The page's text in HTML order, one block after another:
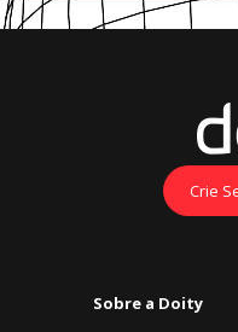
Crie
Sobre a Doity